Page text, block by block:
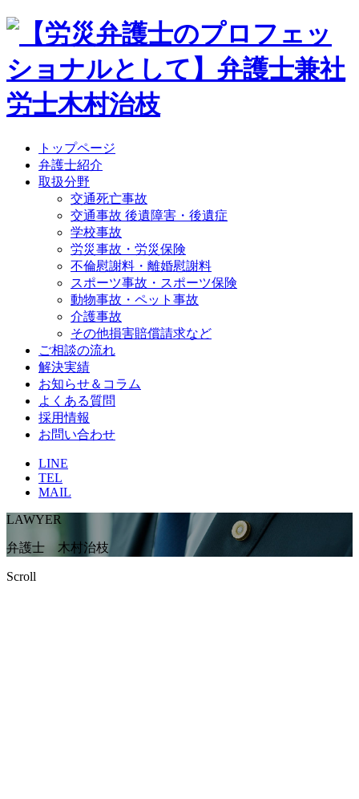
トップページ
弁護士紹介
取扱分野
交通死亡事故
交通事故 後遺障害・後遺症
学校事故
労災事故・労災保険
不倫慰謝料・離婚慰謝料
スポーツ事故・スポーツ保険
動物事故・ペット事故
介護事故
その他損害賠償請求など
ご相談の流れ
解決実績
お知らせ＆コラム
よくある質問
採用情報
お問い合わせ
LINE
TEL
MAIL
LAWYER
弁護士 木村治枝
Scroll